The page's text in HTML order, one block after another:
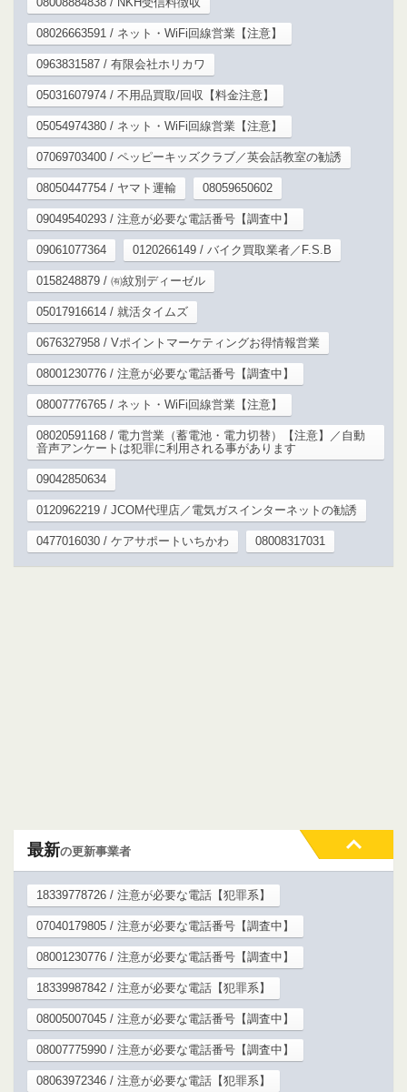
08026663591 / ネット・WiFi回線営業【注意】
0963831587 / 有限会社ホリカワ
05031607974 / 不用品買取/回収【料金注意】
05054974380 / ネット・WiFi回線営業【注意】
07069703400 / ペッピーキッズクラブ／英会話教室の勧誘
08050447754 / ヤマト運輸 08059650602
09049540293 / 注意が必要な電話番号【調査中】
09061077364 0120266149 / バイク買取業者／F.S.B
0158248879 / ㈲紋別ディーゼル
05017916614 / 就活タイムズ
0676327958 / Vポイントマーケティングお得情報営業
08001230776 / 注意が必要な電話番号【調査中】
08007776765 / ネット・WiFi回線営業【注意】
08020591168 / 電力営業（蓄電池・電力切替）【注意】／自動
音声アンケートは犯罪に利用される事があります
09042850634
0120962219 / JCOM代理店／電気ガスインターネットの勧誘
0477016030 / ケアサポートいちかわ 08008317031
最新の更新事業者
18339778726 / 注意が必要な電話【犯罪系】
07040179805 / 注意が必要な電話番号【調査中】
08001230776 / 注意が必要な電話番号【調査中】
18339987842 / 注意が必要な電話【犯罪系】
08005007045 / 注意が必要な電話番号【調査中】
08007775990 / 注意が必要な電話番号【調査中】
08063972346 / 注意が必要な電話【犯罪系】